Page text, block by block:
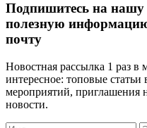
Подпишитесь на нашу
полезную
почту
Новостная рассылка 1 раз в
интересное: топовые
мероприятий, приглашения
новости.